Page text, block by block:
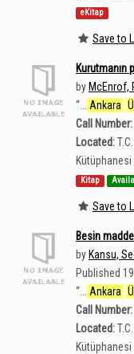
eKitap
Save to
by McEnrof,
“
Ankara
Call Number:
Located:
Kütüphanesi
Kitap
Save to
Besin
by Kansu,
Published
“
Ankara
Call Number:
Located:
Kütüphanesi